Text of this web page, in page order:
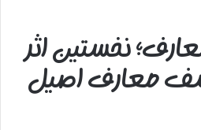
نخستین اثر
معارف اصیل